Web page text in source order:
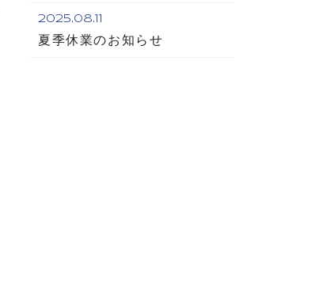
2025.08.11
夏季休業のお知らせ